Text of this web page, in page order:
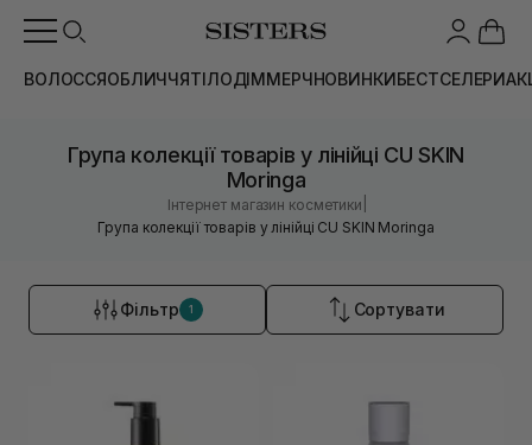
ВОЛОССЯОБЛИЧЧЯТІЛОДІММЕРЧНОВИНКИБЕСТСЕЛЕРИ
Група колекції товарів у лінійці CU SKIN
Moringa
Інтернет магазин косметики
Група колекції товарів у лінійці CU SKIN Moringa
Фільтр 1 Сортувати